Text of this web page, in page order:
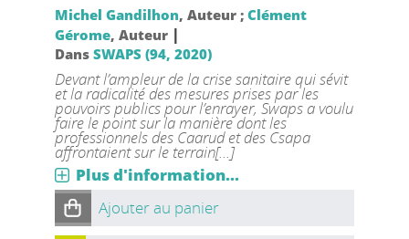
Michel Gandilhon, Auteur ; Clément
Gérome, Auteur |
Dans SWAPS (94, 2020)
Devant l’ampleur de la crise sanitaire qui sévit
et la radicalité des mesures prises par les
pouvoirs publics pour l’enrayer, Swaps a voulu
faire le point sur la manière dont les
professionnels des Caarud et des Csapa
affrontaient sur le terrain[...]
Plus d'information...
Ajouter au panier